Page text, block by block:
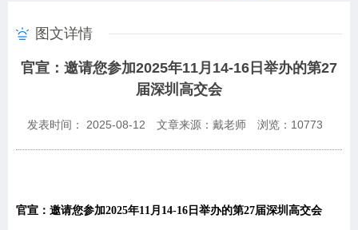
图文详情
官宣：邀请您参加2025年11月14-16日举办的第27
届深圳高交会
发表时间： 2025-08-12 文章来源：戴老师 浏览： 10773
官宣： 邀请您参加2025年11月14-16日举办的第27届深圳高交会